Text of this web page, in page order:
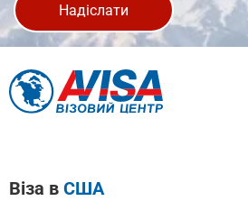
Надіслати
Віза в США